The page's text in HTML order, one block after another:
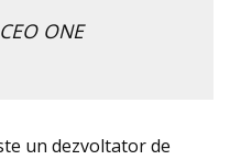
ONE
un dezvoltator de